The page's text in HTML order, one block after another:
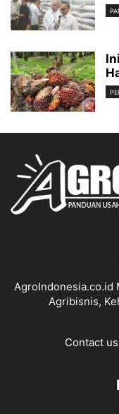
AgroIndonesia.co.id
Agribisnis,
Contact